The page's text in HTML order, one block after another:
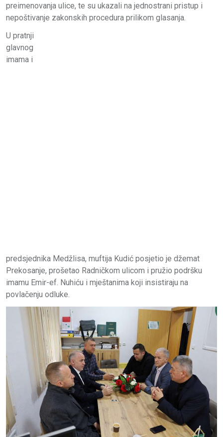
preimenovanja ulice, te su ukazali na jednostrani pristup i
nepoštivanje zakonskih procedura prilikom glasanja.
U pratnji
glavnog
imama i
predsjednika Medžlisa, muftija Kudić posjetio je džemat
Prekosanje, prošetao Radničkom ulicom i pružio podršku
imamu Emir-ef. Nuhiću i mještanima koji insistiraju na
povlačenju odluke.